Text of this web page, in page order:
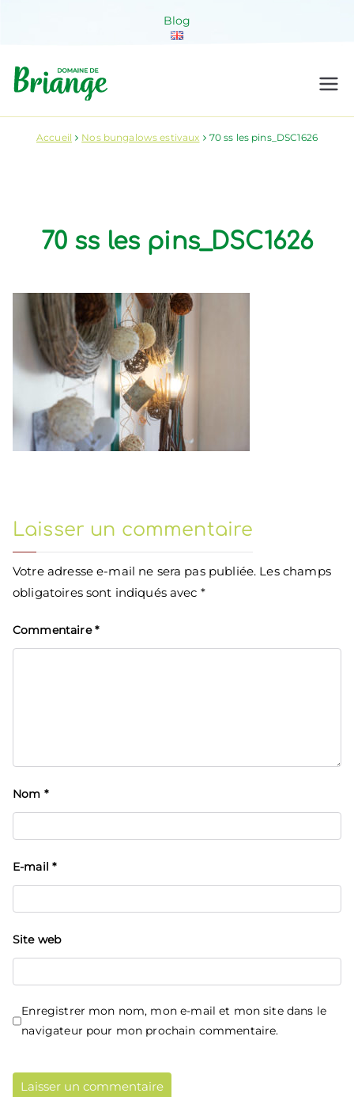
Blog
Briange
Accueil Nos bungalows estivaux 70 ss les pins_DSC1626
70 ss les pins_DSC1626
Laisser un commentaire
Votre adresse e-mail ne sera pas publiée. Les champs
obligatoires sont indiqués avec *
Commentaire*
Nom *
E-mail*
Site web
Enregistrer mon nom, mon e-mail et mon site dans le
navigateur pour mon prochain commentaire.